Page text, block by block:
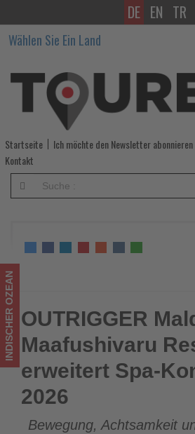
OUTRIGGER
Maldives
Maafushivaru
Resort
erweitert
Spa-
Konzept
Wissen,
was
im
Tourismus
los
ist!
DE EN TR
Wählen Sie Ein Land
Startseite Ich möchte den Newsletter abonnieren
Kontakt
OUTRIGGER Maldives Maafushivaru Resort
Konzept 2026
INDISCHER OZEAN OUTRIGGER
Maafushivaru
erweitert Spa-
2026
Bewegung, Achtsamkeit